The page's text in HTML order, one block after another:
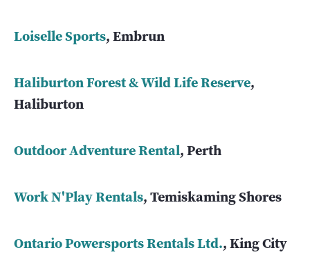
Loiselle Sports, Embrun
Haliburton Forest & Wild Life Reserve,
Haliburton
Outdoor Adventure Rental, Perth
Work N'Play Rentals, Temiskaming Shores
Ontario Powersports Rentals Ltd., King City